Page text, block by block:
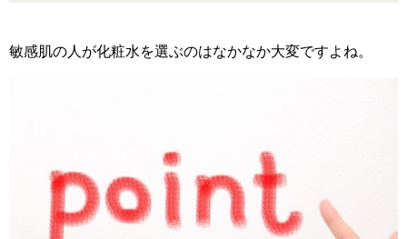
敏感肌の人が化粧水を選ぶのはなかなか大変ですよね。